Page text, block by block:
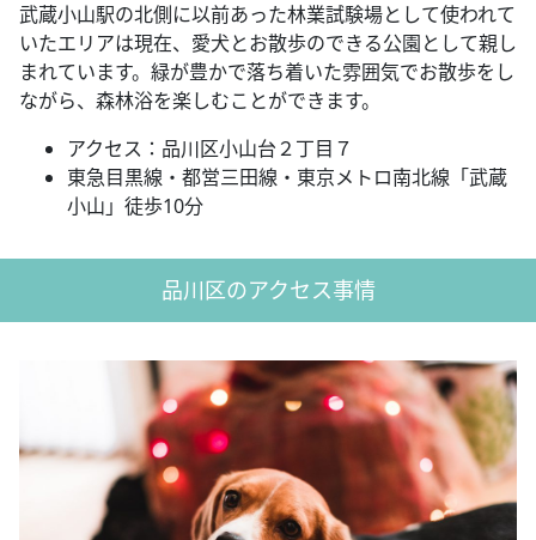
武蔵小山駅の北側に以前あった林業試験場として使われて
いたエリアは現在、愛犬とお散歩のできる公園として親し
まれています。緑が豊かで落ち着いた雰囲気でお散歩をし
ながら、森林浴を楽しむことができます。
アクセス：品川区小山台２丁目７
東急目黒線・都営三田線・東京メトロ南北線「武蔵
小山」徒歩10分
品川区のアクセス事情